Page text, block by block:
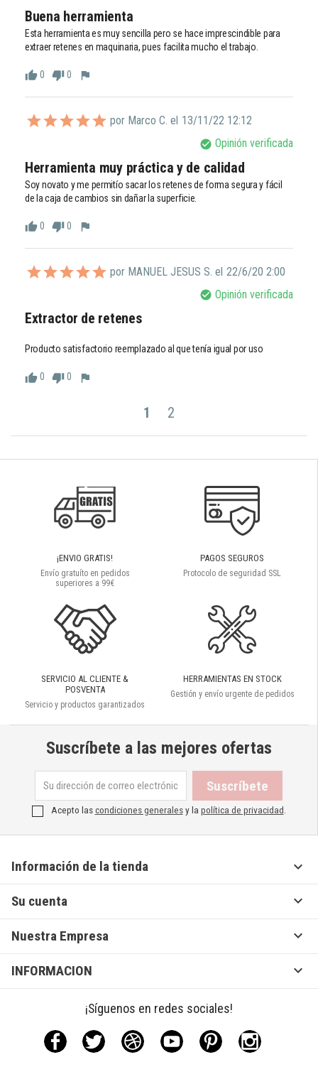
Buena herramienta
Esta herramienta es muy sencilla pero se hace imprescindible para
extraer retenes en maquinaria, pues facilita mucho el trabajo.
thumb_up0 thumb_down0 flag
por Marco C. el 13/11/22 12:12
check_circle Opinión verificada
Herramienta muy práctica y de calidad
Soy novato y me permitío sacar los retenes de forma segura y fácil
de la caja de cambios sin dañar la superficie.
thumb_up0 thumb_down0 flag
por MANUEL JESUS S. el 22/6/20 2:00
check_circle Opinión verificada
Extractor de retenes
thumb_up0 thumb_down0 flag
1 2
¡ENVIO GRATIS!
Envío gratuíto en pedidos
superiores a 99€
PAGOS SEGUROS
Protocolo de seguridad SSL
SERVICIO AL CLIENTE &
POSVENTA
Servicio y productos garantizados
HERRAMIENTAS EN STOCK
Gestión y envío urgente de pedidos
Suscríbete a las mejores ofertas
Acepto lascondiciones generalesy la política de privacidad.
Información de la tienda 
Su cuenta 
Nuestra Empresa 
INFORMACION 
¡Síguenos en redes sociales!
Facebook Twitter Rss YouTubePinterestInstagram